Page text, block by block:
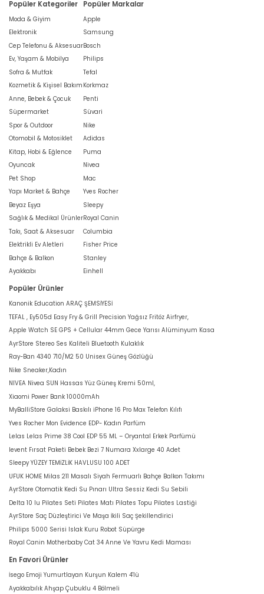
Popüler Kategoriler
Moda & Giyim
Elektronik
Cep Telefonu & Aksesuar
Ev, Yaşam & Mobilya
Sofra & Mutfak
Kozmetik & Kişisel Bakım
Anne, Bebek & Çocuk
Süpermarket
Spor & Outdoor
Otomobil & Motosiklet
Kitap, Hobi & Eğlence
Oyuncak
Pet Shop
Yapı Market & Bahçe
Beyaz Eşya
Sağlık & Medikal Ürünler
Takı, Saat & Aksesuar
Elektrikli Ev Aletleri
Bahçe & Balkon
Ayakkabı
Popüler Markalar
Apple
Samsung
Bosch
Philips
Tefal
Korkmaz
Penti
Süvari
Nike
Adidas
Puma
Nivea
Mac
Yves Rocher
Sleepy
Royal Canin
Columbia
Fisher Price
Stanley
Einhell
Popüler Ürünler
Kanonik Education ARAÇ ŞEMSİYESİ
TEFAL , Ey505d Easy Fry & Grill Precision Yağsız Fritöz Airfryer,
Apple Watch SE GPS + Cellular 44mm Gece Yarısı Alüminyum Kasa
AyrStore Stereo Ses Kaliteli Bluetooth Kulaklık
Ray-Ban 4340 710/M2 50 Unisex Güneş Gözlüğü
Nike Sneaker,Kadın
NIVEA Nivea SUN Hassas Yüz Güneş Kremi 50ml,
Xiaomi Power Bank 10000mAh
MyBalliStore Galaksi Baskılı iPhone 16 Pro Max Telefon Kılıfı
Yves Rocher Mon Evidence EDP- Kadın Parfüm
Lelas Lelas Prime 38 Cool EDP 55 ML – Oryantal Erkek Parfümü
levent Fırsat Paketi Bebek Bezi 7 Numara Xxlarge 40 Adet
Sleepy YÜZEY TEMİZLİK HAVLUSU 100 ADET
UFUK HOME Milas 211 Masalı Siyah Fermuarlı Bahçe Balkon Takımı
AyrStore Otomatik Kedi Su Pınarı Ultra Sessiz Kedi Su Sebili
Delta 10 lu Pilates Seti Pilates Matı Pilates Topu Pilates Lastiği
AyrStore Saç Düzleştirici Ve Maşa İkili Saç Şekillendirici
Philips 5000 Serisi Islak Kuru Robot Süpürge
Royal Canin Motherbaby Cat 34 Anne Ve Yavru Kedi Maması
En Favori Ürünler
İsego Emoji Yumurtlayan Kurşun Kalem 4'lü
Ayakkabılık Ahşap Çubuklu 4 Bölmeli